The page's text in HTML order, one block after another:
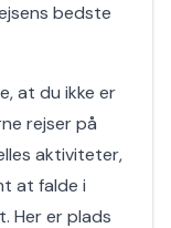
bedste
at du ikke er
rejser på
aktiviteter,
at falde i
Her er plads